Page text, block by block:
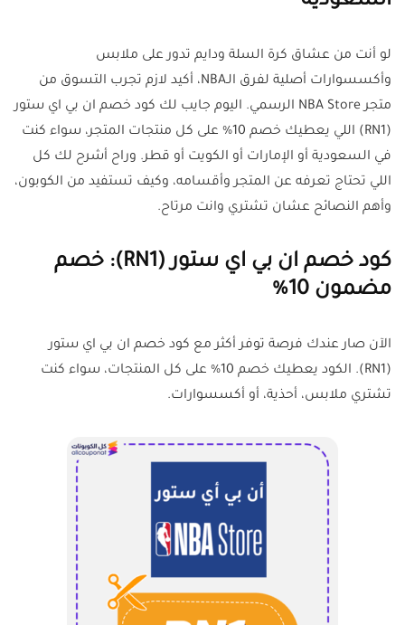
لو أنت من عشاق كرة السلة ودايم تدور على ملابس
وأكسسوارات أصلية لفرق الـNBA، أكيد لازم تجرب التسوق من
متجر NBA Store الرسمي. اليوم جايب لك كود خصم ان بي اي ستور
(RN1) اللي يعطيك خصم 10% على كل منتجات المتجر، سواء كنت
في السعودية أو الإمارات أو الكويت أو قطر. وراح أشرح لك كل
اللي تحتاج تعرفه عن المتجر وأقسامه، وكيف تستفيد من الكوبون،
وأهم النصائح عشان تشتري وانت مرتاح.
كود خصم ان بي اي ستور (RN1): خصم
مضمون 10%
الآن صار عندك فرصة توفر أكثر مع كود خصم ان بي اي ستور
(RN1). الكود يعطيك خصم 10% على كل المنتجات، سواء كنت
تشتري ملابس، أحذية، أو أكسسوارات.